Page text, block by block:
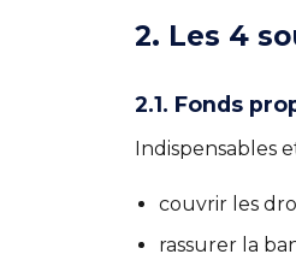
2. Les 4
2.1. Fonds
Indispensables
couvrir les
rassurer la